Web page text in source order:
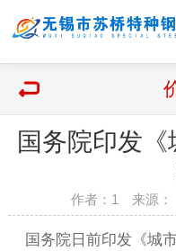
国务院印发《
作者：1 来源：
国务院日前印发《城